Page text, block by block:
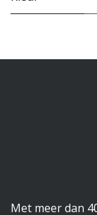
Met meer dan